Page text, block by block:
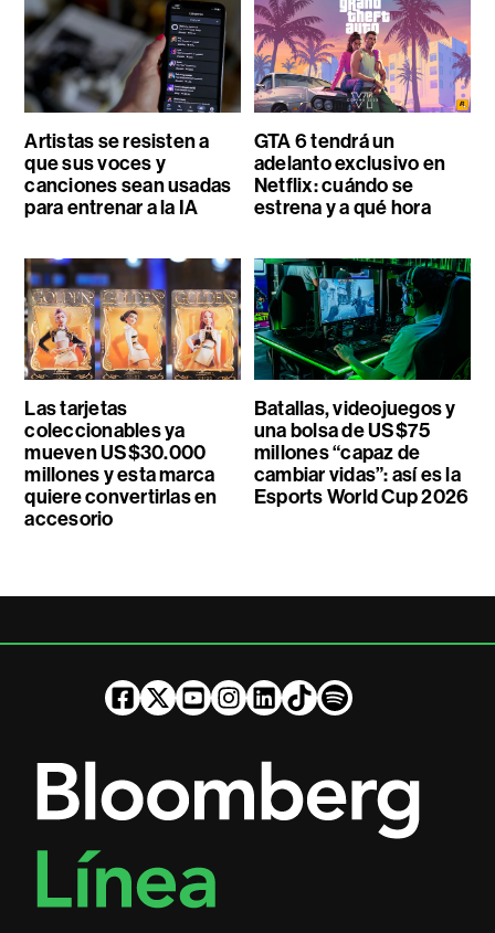
Artistas se resisten a
que sus voces y
canciones sean usadas
para entrenar a la IA
GTA 6 tendrá un
adelanto exclusivo en
Netflix: cuándo se
estrena y a qué hora
Las tarjetas
coleccionables ya
mueven US$30.000
millones y esta marca
quiere convertirlas en
accesorio
Batallas, videojuegos y
una bolsa de US$75
millones “capaz de
cambiar vidas”: así es la
Esports World Cup 2026